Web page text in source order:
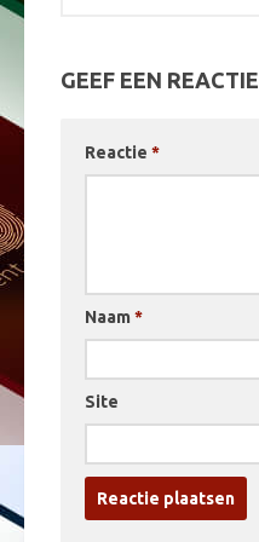
GEEF EEN REACTIE
Reactie *
Naam *
Site